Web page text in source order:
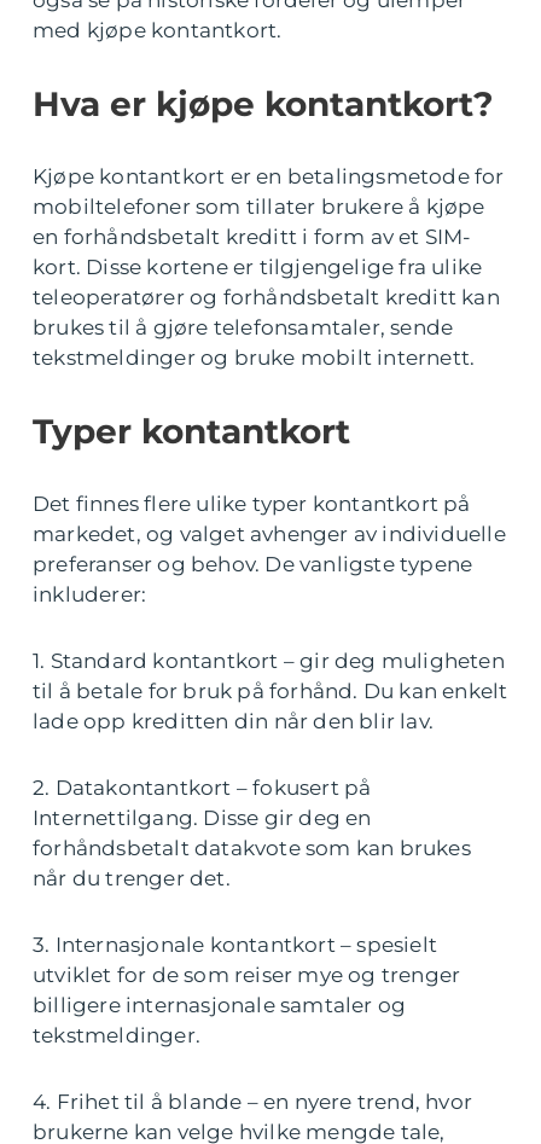
med kjøpe kontantkort.
Hva er kjøpe kontantkort?
Kjøpe kontantkort er en betalingsmetode for
mobiltelefoner som tillater brukere å kjøpe
en forhåndsbetalt kreditt i form av et SIM-
kort. Disse kortene er tilgjengelige fra ulike
teleoperatører og forhåndsbetalt kreditt kan
brukes til å gjøre telefonsamtaler, sende
tekstmeldinger og bruke mobilt internett.
Typer kontantkort
Det finnes flere ulike typer kontantkort på
markedet, og valget avhenger av individuelle
preferanser og behov. De vanligste typene
inkluderer:
1. Standard kontantkort – gir deg muligheten
til å betale for bruk på forhånd. Du kan enkelt
lade opp kreditten din når den blir lav.
2. Datakontantkort – fokusert på
Internettilgang. Disse gir deg en
forhåndsbetalt datakvote som kan brukes
når du trenger det.
3. Internasjonale kontantkort – spesielt
utviklet for de som reiser mye og trenger
billigere internasjonale samtaler og
tekstmeldinger.
4. Frihet til å blande – en nyere trend, hvor
brukerne kan velge hvilke mengde tale,